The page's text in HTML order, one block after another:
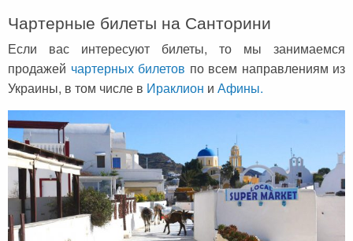
Албания
Иордания
Мальдивские острова
Занзибар
Дубай
Шри-Ланка
Мексика
Кипр
Мальдивы
Мексика
Польша
Турция
Тунис
Украина
Франция
Хорватия
Чартерные билеты на Санторини
Если вас интересуют билеты, то мы занимаемся
продажей чартерных билетов по всем направлениям из
Украины, в том числе в Ираклион и Афины.